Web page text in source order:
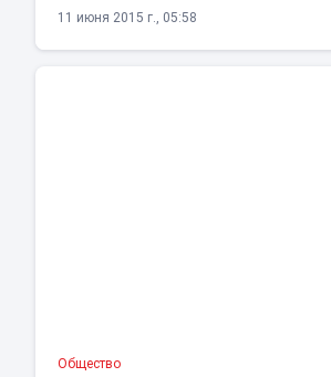
11 июня 2015 г., 05:58
Общество